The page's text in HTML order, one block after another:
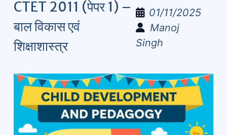
CTET 2011 (पेपर 1) –
बाल विकास एवं
शिक्षाशास्त्र
01/11/2025
Manoj
Singh